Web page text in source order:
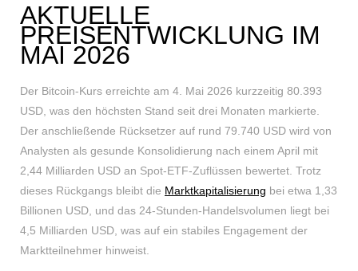
AKTUELLE
PREISENTWICKLUNG IM
MAI 2026
Der Bitcoin-Kurs erreichte am 4. Mai 2026 kurzzeitig 80.393
USD, was den höchsten Stand seit drei Monaten markierte.
Der anschließende Rücksetzer auf rund 79.740 USD wird von
Analysten als gesunde Konsolidierung nach einem April mit
2,44 Milliarden USD an Spot-ETF-Zuflüssen bewertet. Trotz
dieses Rückgangs bleibt die Marktkapitalisierung bei etwa 1,33
Billionen USD, und das 24-Stunden-Handelsvolumen liegt bei
4,5 Milliarden USD, was auf ein stabiles Engagement der
Marktteilnehmer hinweist.